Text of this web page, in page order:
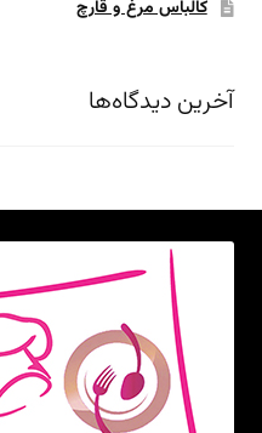
کالباس مرغ و قارچ
آخرین دیدگاه‌ها